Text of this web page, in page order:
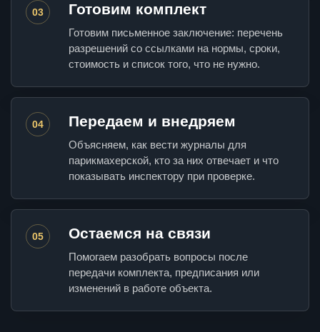
03 Готовим комплект
Готовим письменное заключение: перечень
разрешений со ссылками на нормы, сроки,
стоимость и список того, что не нужно.
04 Передаем и внедряем
Объясняем, как вести журналы для
парикмахерской, кто за них отвечает и что
показывать инспектору при проверке.
05 Остаемся на связи
Помогаем разобрать вопросы после
передачи комплекта, предписания или
изменений в работе объекта.